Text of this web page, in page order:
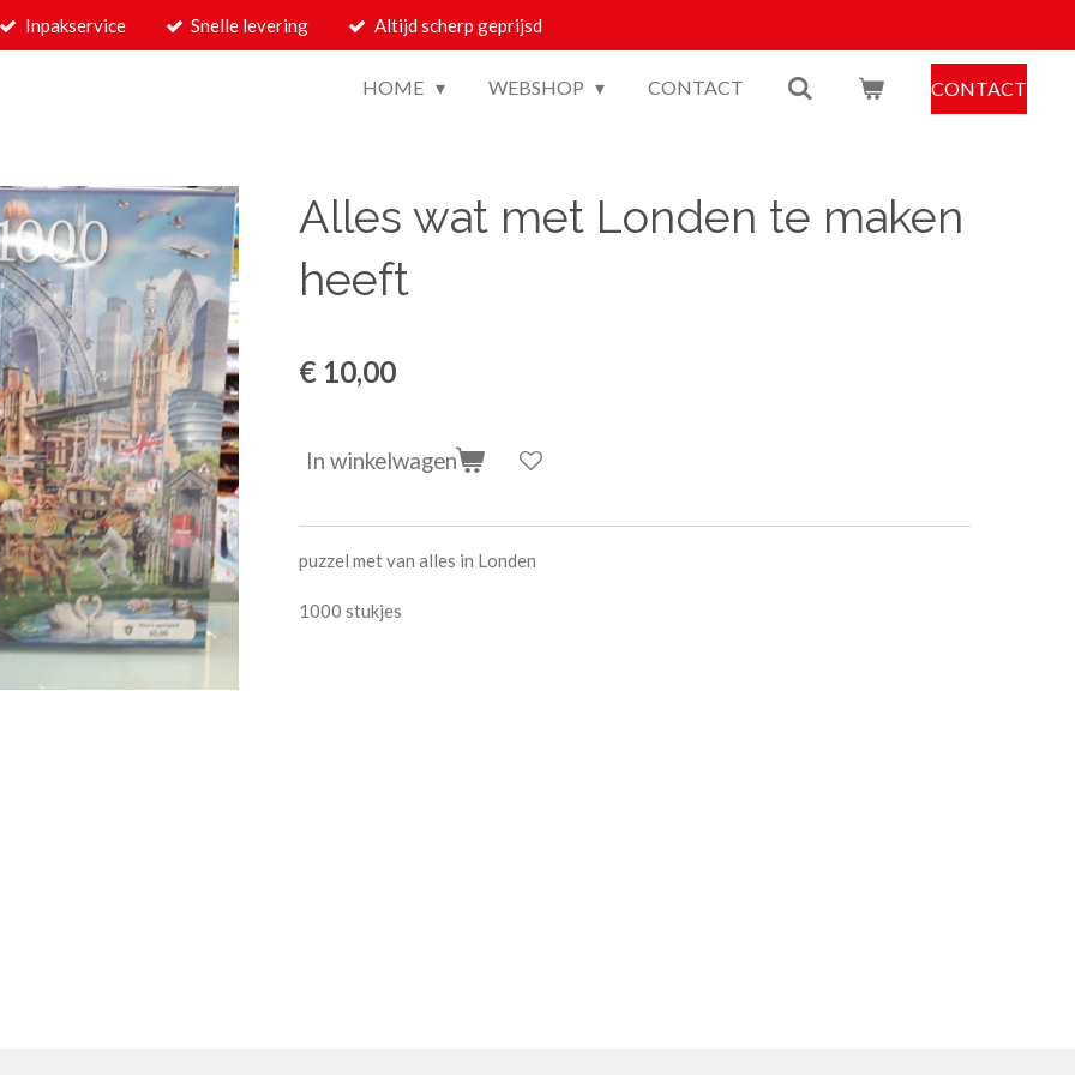
Inpakservice Snelle levering Altijd scherp geprijsd
HOME WEBSHOP CONTACT CONTACT
Alles wat met Londen te maken
heeft
€ 10,00
In winkelwagen
puzzel met van alles in Londen
1000 stukjes